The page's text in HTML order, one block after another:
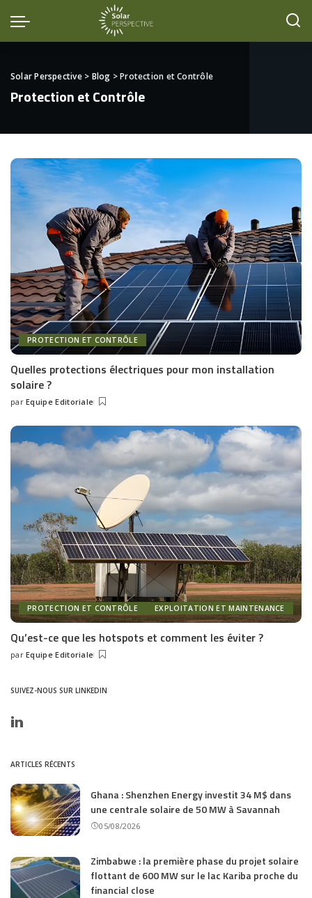
Solar Perspective> Blog >Protection et Contrôle
Protection et Contrôle
PROTECTION ET CONTRÔLE
Quelles protections électriques pour mon installation
solaire ?
Posted
par Equipe Editoriale
PROTECTION ET CONTRÔLE EXPLOITATION ET MAINTENANCE
Qu’est-ce que les hotspots et comment les éviter ?
Posted
par Equipe Editoriale
SUIVEZ-NOUS SUR LINKEDIN
ARTICLES RÉCENTS
Ghana : Shenzhen Energy investit 34 M$ dans
une centrale solaire de 50 MW à Savannah
05/08/2026
Zimbabwe : la première phase du projet solaire
flottant de 600 MW sur le lac Kariba proche du
financial close